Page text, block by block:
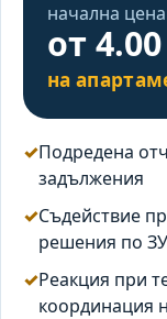
начална цена
от
на
Подредена
задължения
Съдействие
решения по
Реакция при
координация